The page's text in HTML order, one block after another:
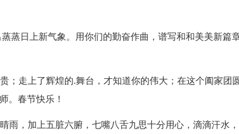
蒸日上新气象。用你们的勤奋作曲，谱写和和美美新篇
；走上了辉煌的.舞台，才知道你的伟大；在这个阖家团
。春节快乐！
雨，加上五脏六腑，七嘴八舌九思十分用心，滴滴汗水